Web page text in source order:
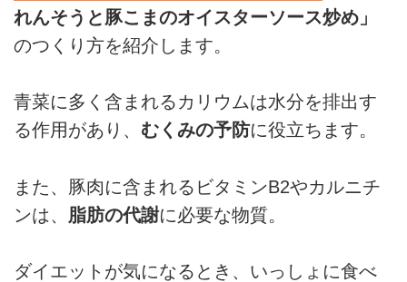
れんそうと豚こまのオイスターソース炒め」
のつくり方を紹介します。
青菜に多く含まれるカリウムは水分を排出す
る作用があり、 むくみの予防に役立ちます。
また、豚肉に含まれるビタミンB2やカルニチ
ンは、 脂肪の代謝に必要な物質。
ダイエットが気になるとき、いっしょに食べ